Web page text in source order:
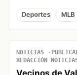
Deportes MLB
NOTICIAS
REDACCIÓN
Vecinos de